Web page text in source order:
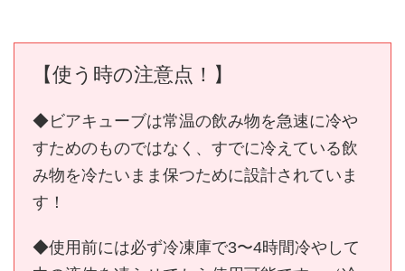
【使う時の注意点！】
◆ビアキューブは常温の飲み物を急速に冷や
すためのものではなく、すでに冷えている飲
み物を冷たいまま保つために設計されていま
す！
◆使用前には必ず冷凍庫で3〜4時間冷やして